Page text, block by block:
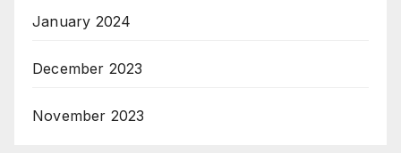
January 2024
December 2023
November 2023